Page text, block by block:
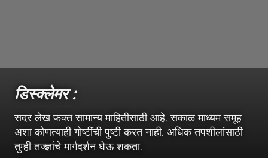
डिस्क्लेमर :
सदर लेख फक्त सामान्य माहितीसाठी आहे. सकाळ माध्यम समूह
अशा कोणत्याही गोष्टींची पुष्टी करत नाही. अधिक तपशीलांसाठी
तुम्ही तज्ज्ञांचे मार्गदर्शन घेऊ शकता.